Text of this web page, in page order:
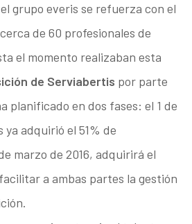
grupo everis se refuerza con el
de 60 profesionales de
el momento realizaban esta
de Serviabertis por parte
planificado en dos fases: el 1 de
ya adquirió el 51% de
marzo de 2016, adquirirá el
a ambas partes la gestión